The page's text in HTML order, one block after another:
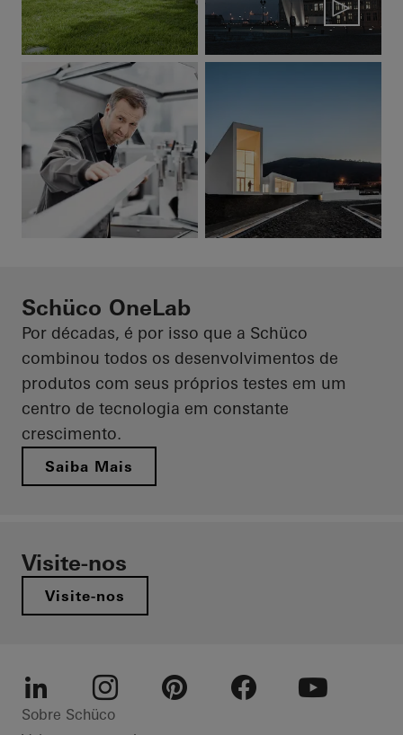
Schüco OneLab
Por décadas, é por isso que a Schüco
combinou todos os desenvolvimentos de
produtos com seus próprios testes em um
centro de tecnologia em constante
crescimento.
Saiba Mais
Visite-nos
Visite-nos
LinkedIn Instagram
Sobre Schüco